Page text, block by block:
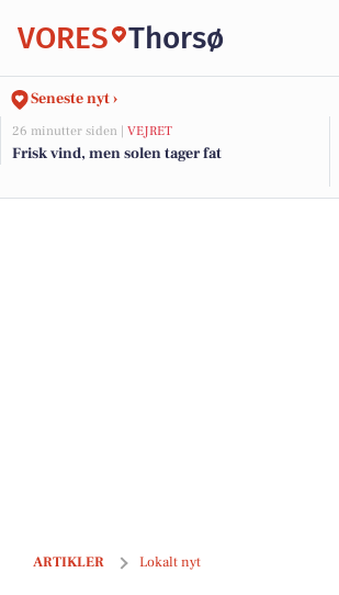
VORES Thorsø
Seneste nyt ›
26 minutter siden | VEJRET
Frisk vind, men solen tager fat
ARTIKLER Lokalt nyt
125 nye parkeringspladser: Husk at flytte din